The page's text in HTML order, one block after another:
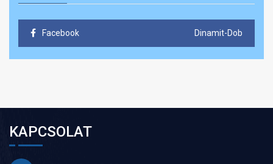
Facebook Dinamit-Dob
KAPCSOLAT